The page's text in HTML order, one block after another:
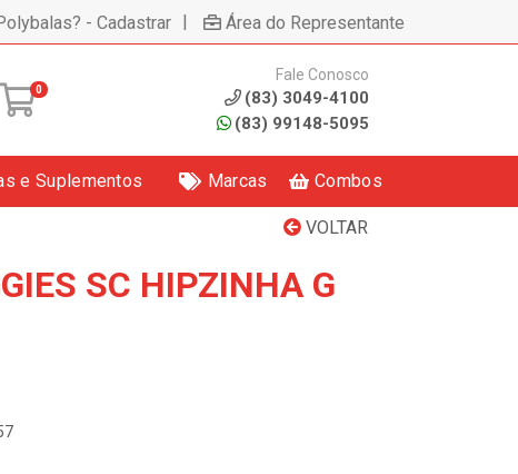
- Cadastrar | Área do Representante
0
Fale Conosco
(83) 3049-4100
(83) 99148-5095
e Suplementos Marcas Combos
VOLTAR
SC HIPZINHA G